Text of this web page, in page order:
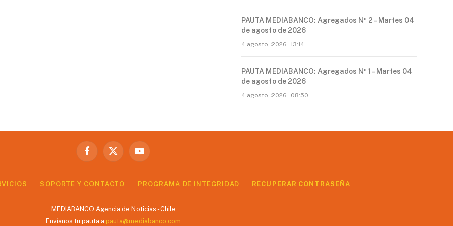
PAUTA MEDIABANCO: Agregados Nº 2 – Martes 04
de agosto de 2026
4 agosto, 2026 - 13:14
PAUTA MEDIABANCO: Agregados Nº 1 – Martes 04
de agosto de 2026
4 agosto, 2026 - 08:50
Facebook
X
YouTube
SOPORTE Y CONTACTO PROGRAMA DE INTEGRIDAD RECUPERAR CONTRASEÑA
MEDIABANCO Agencia de Noticias - Chile
Envíanos tu pauta a pauta@mediabanco.com